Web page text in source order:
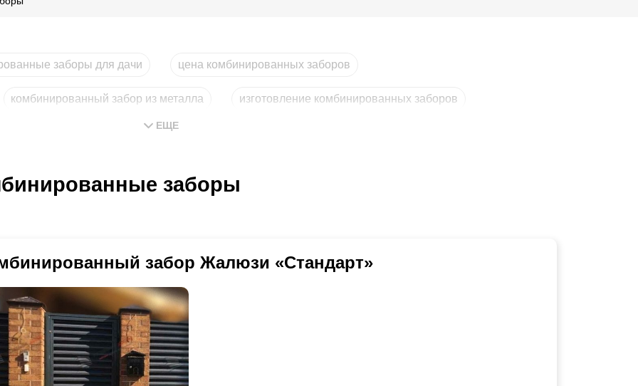
заборы для дачи цена комбинированных заборов
комбинированный забор из металла изготовление комбинированных заборов
ЕЩЕ
заборы
забор Жалюзи «Стандарт»